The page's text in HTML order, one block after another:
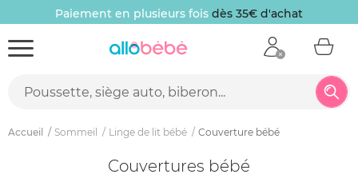
Paiement en plusieurs fois dès 35€ d'achat
Accueil Sommeil Linge de lit bébé Couverture bébé
Couvertures bébé